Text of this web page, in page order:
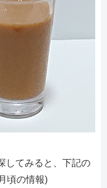
してみると、下記の
頃の情報)